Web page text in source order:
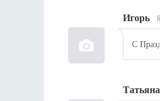
Игорь
С
Татьяна